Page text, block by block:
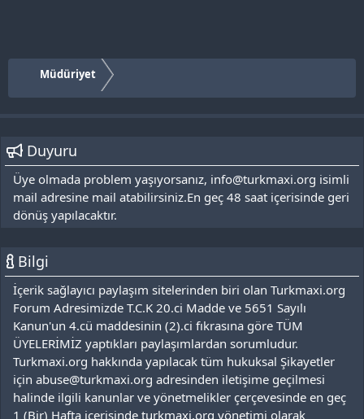
Müdüriyet
Duyuru
Üye olmada problem yaşıyorsanız, info@turkmaxi.org isimli
mail adresine mail atabilirsiniz.En geç 48 saat içerisinde geri
dönüş yapılacaktır.
Bilgi
İçerik sağlayıcı paylaşım sitelerinden biri olan Turkmaxi.org
Forum Adresimizde T.C.K 20.ci Madde ve 5651 Sayılı
Kanun'un 4.cü maddesinin (2).ci fıkrasına göre TÜM
ÜYELERİMİZ yaptıkları paylaşımlardan sorumludur.
Turkmaxi.org hakkında yapılacak tüm hukuksal Şikayetler
için abuse@turkmaxi.org adresinden iletişime geçilmesi
halinde ilgili kanunlar ve yönetmelikler çerçevesinde en geç
1 (Bir) Hafta içerisinde turkmaxi.org yönetimi olarak